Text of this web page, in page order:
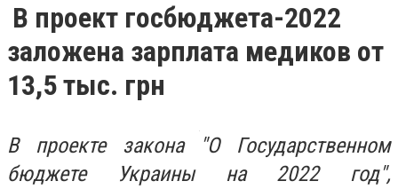
В проект госбюджета-2022
заложена зарплата медиков от
13,5 тыс. грн
В проекте закона "О Государственном
бюджете Украины на 2022 год",